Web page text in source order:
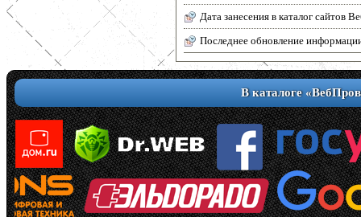
Дата занесения в каталог сайтов
Последнее обновление
В каталоге